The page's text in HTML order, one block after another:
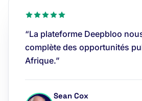
“La plateforme Deepbloo
complète des opportunités
Afrique.”
Sean Cox